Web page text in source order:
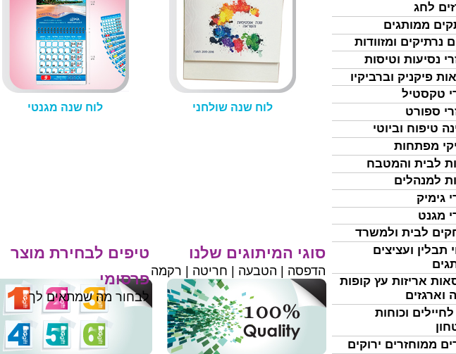
לחג
ממותגים
נרתיקים ומזוודות
נסיעות וטיסות
פיקניק וברביקיו
טקסטיל
ספורט
טיפוח וביוטי
מפתחות
לבית והמטבח
למנהלים
גימיק
מגנט
לבית ולמשרד
תבלין ועציצים
אריזות עץ קופות
וארגזים
לחיילים וכוחות
ממוחזרים ירוקים
לוח שנה שולחני לוח שנה מגנטי
טיפים לבחירת מוצר
פרסומי
לבחור מה שמתאים לך
סוגי המיתוגים שלנו
הדפסה | הטבעה | חריטה | רקמה